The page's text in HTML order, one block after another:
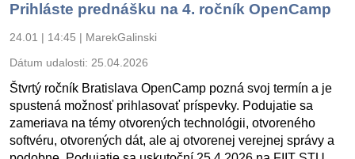
Prihláste prednášku na 4. ročník OpenCamp
24.01 | 14:45 | MarekGalinski
Dátum udalosti: 25.04.2026
Štvrtý ročník Bratislava OpenCamp pozná svoj termín a je
spustená možnosť prihlasovať príspevky. Podujatie sa
zameriava na témy otvorených technológii, otvoreného
softvéru, otvorených dát, ale aj otvorenej verejnej správy a